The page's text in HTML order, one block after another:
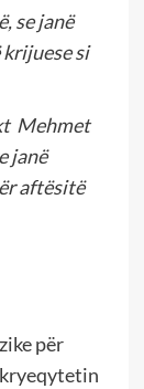
se janë
si
Mehmet
janë
aftësitë
për